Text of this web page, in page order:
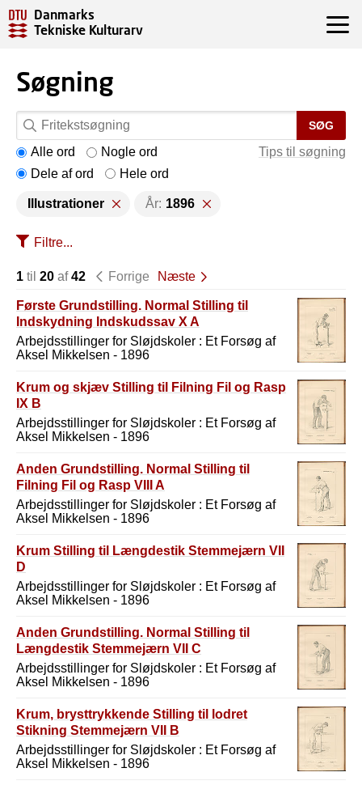
Danmarks
Tekniske Kulturarv
Søgning
SØG
Tips til søgning
Alle ord
Nogle ord
Dele af ord
Hele ord
Illustrationer År: 1896
Filtre...
1 til 20 af42 Forrige Næste
Første Grundstilling. Normal Stilling til
Indskydning Indskudssav X A
Arbejdsstillinger for Sløjdskoler : Et Forsøg af
Aksel Mikkelsen - 1896
Krum og skjæv Stilling til Filning Fil og Rasp
IX B
Arbejdsstillinger for Sløjdskoler : Et Forsøg af
Aksel Mikkelsen - 1896
Anden Grundstilling. Normal Stilling til
Filning Fil og Rasp VIII A
Arbejdsstillinger for Sløjdskoler : Et Forsøg af
Aksel Mikkelsen - 1896
Krum Stilling til Længdestik Stemmejærn VII
D
Arbejdsstillinger for Sløjdskoler : Et Forsøg af
Aksel Mikkelsen - 1896
Anden Grundstilling. Normal Stilling til
Længdestik Stemmejærn VII C
Arbejdsstillinger for Sløjdskoler : Et Forsøg af
Aksel Mikkelsen - 1896
Krum, brysttrykkende Stilling til lodret
Stikning Stemmejærn VII B
Arbejdsstillinger for Sløjdskoler : Et Forsøg af
Aksel Mikkelsen - 1896